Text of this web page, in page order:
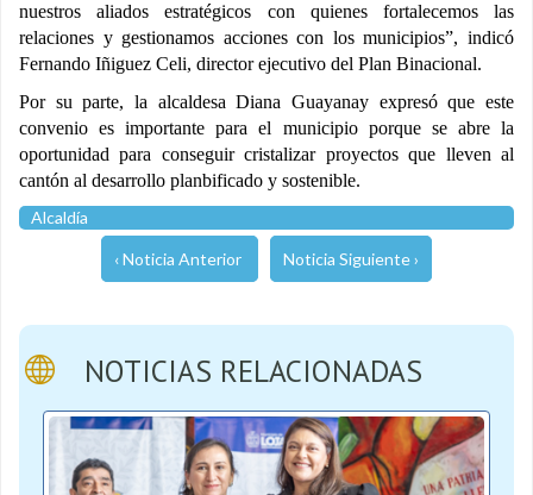
nuestros aliados estratégicos con quienes fortalecemos las
relaciones y gestionamos acciones con los municipios”, indicó
Fernando Iñiguez Celi, director ejecutivo del Plan Binacional.
Por su parte, la alcaldesa Diana Guayanay expresó que este
convenio es importante para el municipio porque se abre la
oportunidad para conseguir cristalizar proyectos que lleven al
cantón al desarrollo planbificado y sostenible.
Alcaldía
‹ Noticia Anterior Noticia Siguiente ›
NOTICIAS RELACIONADAS